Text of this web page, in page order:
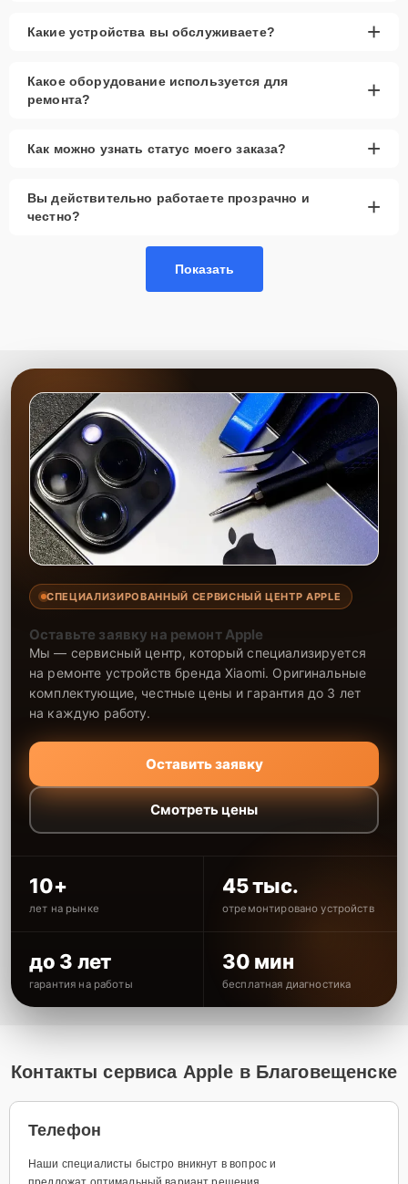
Какие устройства вы обслуживаете? +
Какое оборудование используется для
ремонта?
+
Как можно узнать статус моего заказа? +
Вы действительно работаете прозрачно и
честно?
+
Показать
СПЕЦИАЛИЗИРОВАННЫЙ СЕРВИСНЫЙ ЦЕНТР APPLE
Оставьте заявку на ремонт Apple
Мы — сервисный центр, который специализируется
на ремонте устройств бренда Xiaomi. Оригинальные
комплектующие, честные цены и гарантия до 3 лет
на каждую работу.
Оставить заявку
Смотреть цены
10+
лет на рынке
45 тыс.
отремонтировано устройств
до 3 лет
гарантия на работы
30 мин
бесплатная диагностика
Контакты сервиса Apple в Благовещенске
Телефон
Наши специалисты быстро вникнут в вопрос и